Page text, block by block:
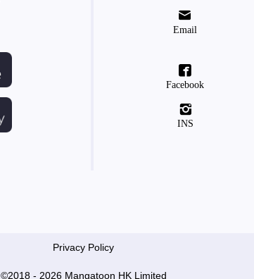

Email

Facebook

INS
Privacy Policy
©2018 - 2026 Mangatoon HK Limited